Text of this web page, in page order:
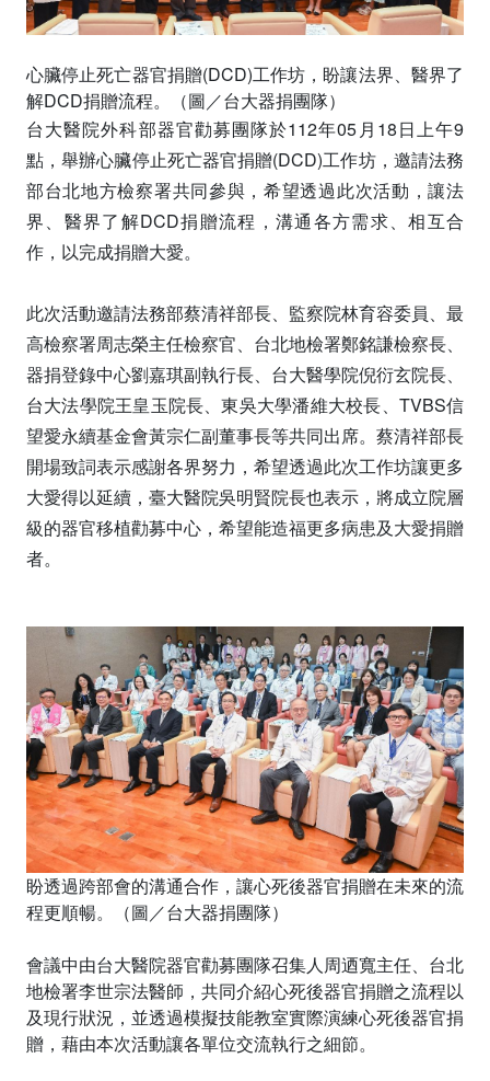
心臟停止死亡器官捐贈(DCD)工作坊，盼讓法界、醫界了
解DCD捐贈流程。（圖／台大器捐團隊）
台大醫院外科部器官勸募團隊於112年05月18日上午9
點，舉辦心臟停止死亡器官捐贈(DCD)工作坊，邀請法務
部台北地方檢察署共同參與，希望透過此次活動，讓法
界、醫界了解DCD捐贈流程，溝通各方需求、相互合
作，以完成捐贈大愛。
此次活動邀請法務部蔡清祥部長、監察院林育容委員、最
高檢察署周志榮主任檢察官、台北地檢署鄭銘謙檢察長、
器捐登錄中心劉嘉琪副執行長、台大醫學院倪衍玄院長、
台大法學院王皇玉院長、東吳大學潘維大校長、TVBS信
望愛永續基金會黃宗仁副董事長等共同出席。蔡清祥部長
開場致詞表示感謝各界努力，希望透過此次工作坊讓更多
大愛得以延續，臺大醫院吳明賢院長也表示，將成立院層
級的器官移植勸募中心，希望能造福更多病患及大愛捐贈
者。
盼透過跨部會的溝通合作，讓心死後器官捐贈在未來的流
程更順暢。（圖／台大器捐團隊）
會議中由台大醫院器官勸募團隊召集人周迺寬主任、台北
地檢署李世宗法醫師，共同介紹心死後器官捐贈之流程以
及現行狀況，並透過模擬技能教室實際演練心死後器官捐
贈，藉由本次活動讓各單位交流執行之細節。